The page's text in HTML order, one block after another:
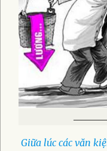
Giữa lúc các văn